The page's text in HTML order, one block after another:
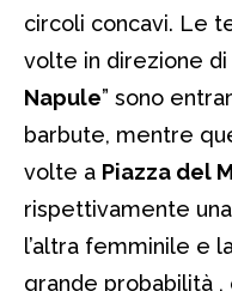
circoli concavi. Le
volte in direzione di
Napule” sono
barbute, mentre
volte a Piazza del
rispettivamente
l’altra femminile e
grande probabilità ,